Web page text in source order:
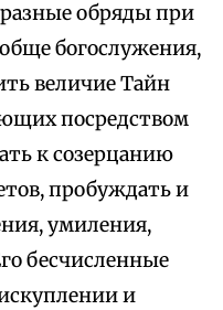
обряды при
богослужения,
величие Тайн
посредством
к созерцанию
пробуждать и
умиления,
бесчисленные
и